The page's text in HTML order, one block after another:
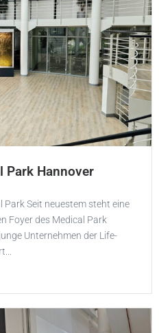
Park Hannover
Park Seit neuestem steht eine
Foyer des Medical Park
Unternehmen der Life-